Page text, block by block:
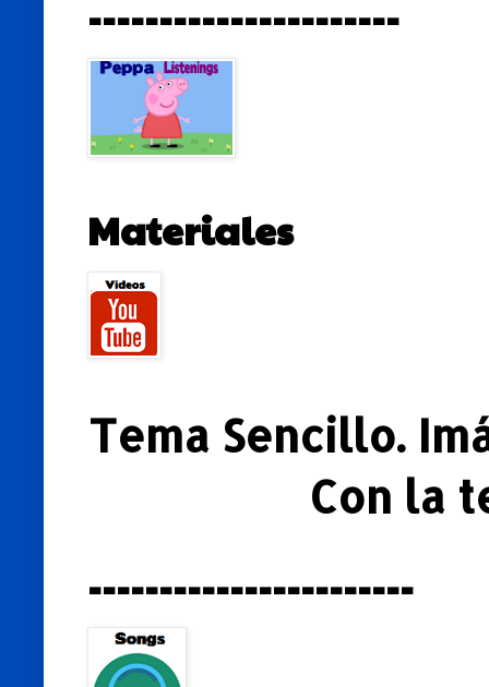
----------------------
Materiales
Tema Sencillo.
Con la
-----------------------